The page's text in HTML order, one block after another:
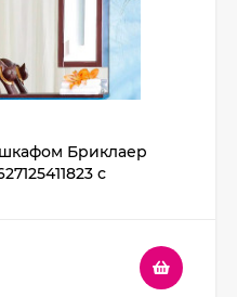
Бриклаер
с